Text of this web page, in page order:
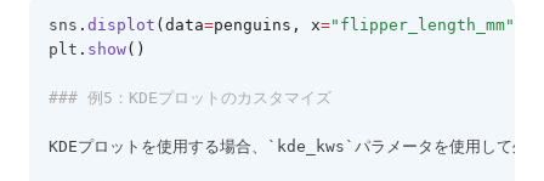
sns . displot (data=penguins, x="flipper_length_mm"
plt . show()
### 例5：KDEプロットのカスタマイズ
KDEプロットを使用する場合、`kde_kws`パラメータを使用して外